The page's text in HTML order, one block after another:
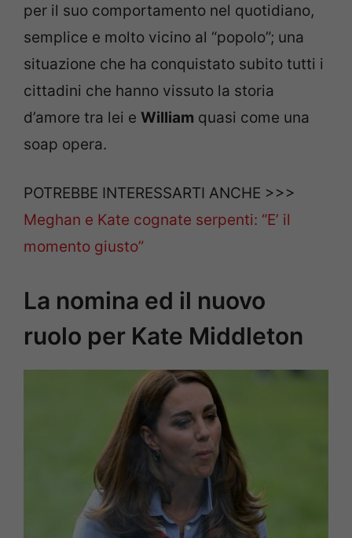
per il suo comportamento nel quotidiano,
semplice e molto vicino al “popolo”; una
situazione che ha conquistato subito tutti i
cittadini che hanno vissuto la storia
d’amore tra lei e William quasi come una
soap opera.
POTREBBE INTERESSARTI ANCHE >>>
Meghan e Kate cognate serpenti: “E’ il
momento giusto”
La nomina ed il nuovo
ruolo per Kate Middleton